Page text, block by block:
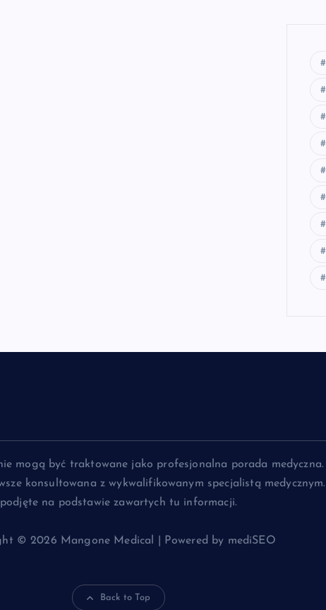
mogą być traktowane jako profesjonalna porada
konsultowana z wykwalifikowanym specjalistą
podjęte na podstawie zawartych tu informacji.
© 2026 Mangone Medical | Powered by mediSEO
Back to Top